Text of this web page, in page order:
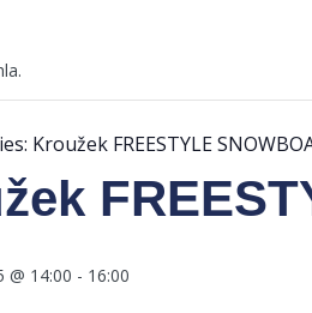
Kroužek FREESTYLE
@ 14:00 - 16:00